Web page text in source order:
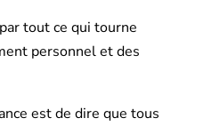
tout ce qui tourne
personnel et des
est de dire que tous